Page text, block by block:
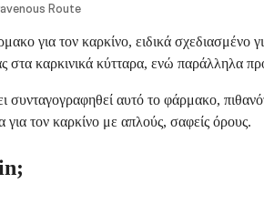
Route
για τον καρκίνο, ειδικά
στα καρκινικά κύτταρα, ενώ παράλληλα
αυτό το φάρμακο,
για τον καρκίνο με απλούς, σαφείς όρους.